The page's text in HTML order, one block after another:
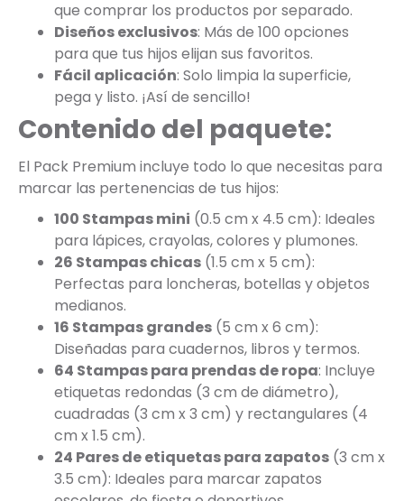
que comprar los productos por separado.
Diseños exclusivos: Más de 100 opciones
para que tus hijos elijan sus favoritos.
Fácil aplicación: Solo limpia la superficie,
pega y listo. ¡Así de sencillo!
Contenido del paquete:
El Pack Premium incluye todo lo que necesitas para
marcar las pertenencias de tus hijos:
100 Stampas mini (0.5 cm x 4.5 cm): Ideales
para lápices, crayolas, colores y plumones.
26 Stampas chicas (1.5 cm x 5 cm):
Perfectas para loncheras, botellas y objetos
medianos.
16 Stampas grandes (5 cm x 6 cm):
Diseñadas para cuadernos, libros y termos.
64 Stampas para prendas de ropa: Incluye
etiquetas redondas (3 cm de diámetro),
cuadradas (3 cm x 3 cm) y rectangulares (4
cm x 1.5 cm).
24 Pares de etiquetas para zapatos (3 cm x
3.5 cm): Ideales para marcar zapatos